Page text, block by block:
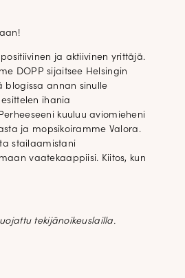
ja aktiivinen yrittäjä.
DOPP sijaitsee Helsingin
blogissa annan sinulle
ihania
kuuluu aviomieheni
ja mopsikoiramme Valora.
stailaamistani
vaatekaappiisi. Kiitos, kun
tekijänoikeuslailla.